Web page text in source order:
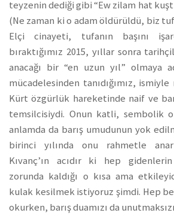
teyzenin dediği gibi “Ew zilam hat
(Ne zaman ki o adam öldürüldü, biz
Elçi cinayeti, tufanın başını
bıraktığımız 2015, yıllar sonra
anacağı bir “en uzun yıl” olmaya
mücadelesinden tanıdığımız,
Kürt özgürlük hareketinde naif ve
temsilcisiydi. Onun katli, sembolik
anlamda da barış umudunun yok
birinci yılında onu rahmetle
Kıvanç’ın acıdır ki hep
zorunda kaldığı o kısa ama
kulak kesilmek istiyoruz şimdi. Hep
okurken, barış duamızı da